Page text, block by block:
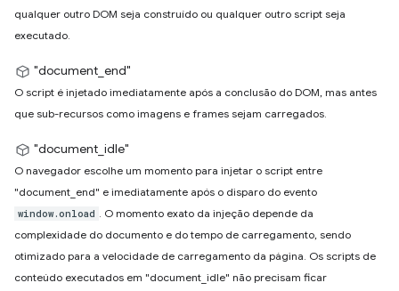
qualquer outro DOM seja construído ou qualquer outro script seja
executado.
"document_end"
O script é injetado imediatamente após a conclusão do DOM, mas antes
que sub-recursos como imagens e frames sejam carregados.
"document_idle"
O navegador escolhe um momento para injetar o script entre
"document_end" e imediatamente após o disparo do evento
window.onload . O momento exato da injeção depende da
complexidade do documento e do tempo de carregamento, sendo
otimizado para a velocidade de carregamento da página. Os scripts de
conteúdo executados em "document_idle" não precisam ficar